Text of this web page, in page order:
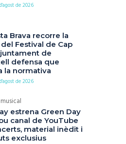
de 2026
Brava recorre la
Festival de Cap
de
defensa que
la normativa
de 2026
estrena Green Day
canal de YouTube
material inèdit i
exclusius